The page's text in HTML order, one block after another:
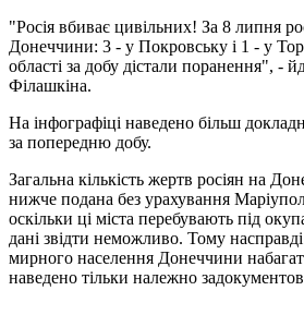
"Росія вбиває цивільних! За 8 липня
Донеччини: 3 - у Покровську і 1 - у
області за добу дістали поранення", -
Філашкіна.
На інфографіці наведено більш
за попередню добу.
Загальна кількість жертв росіян на
нижче подана без урахування
оскільки ці міста перебувають під
дані звідти неможливо. Тому насправді
мирного населення Донеччини
наведено тільки належно